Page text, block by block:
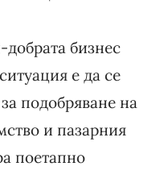
бизнес
е да се
подобряване на
и пазарния
поетапно